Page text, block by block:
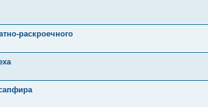
раскроечного